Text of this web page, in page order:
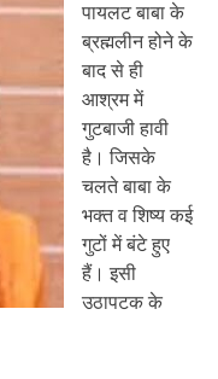
पायलट बाबा के
ब्रह्मलीन होने के
बाद से ही
आश्रम में
गुटबाजी हावी
है। जिसके
चलते बाबा के
भक्त व शिष्य कई
गुटों में बंटे हुए
हैं। इसी
उठापटक के